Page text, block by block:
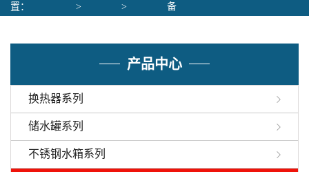
置：
>
>
备
产品中心
换热器系列
储水罐系列
不锈钢水箱系列